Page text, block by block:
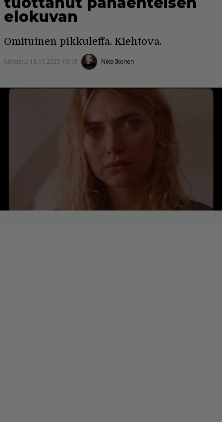
elokuvan
Omituinen pikkuleffa. Kiehtova.
Julkaistu: 18.11.2025 19:19 Niko Ikonen